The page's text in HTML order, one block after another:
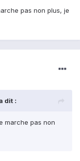
pas non plus, je
dit :
marche pas non